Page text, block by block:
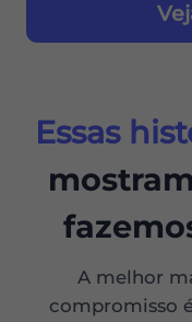
Essas
A melhor
compromisso